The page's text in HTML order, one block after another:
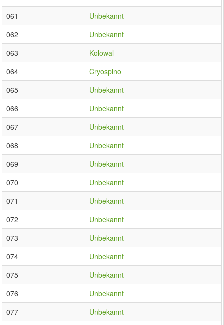
061
Unbekannt
062
Unbekannt
063
Kolowal
064
Cryospino
065
Unbekannt
066
Unbekannt
067
Unbekannt
068
Unbekannt
069
Unbekannt
070
Unbekannt
071
Unbekannt
072
Unbekannt
073
Unbekannt
074
Unbekannt
075
Unbekannt
076
Unbekannt
077
Unbekannt